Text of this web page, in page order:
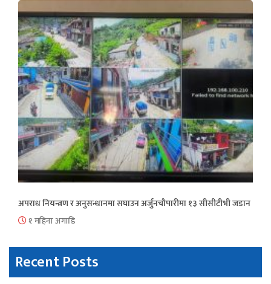
अपराध नियन्त्रण र अनुसन्धानमा सघाउन अर्जुनचौपारीमा १३ सीसीटीभी जडान
१ महिना अगाडि
Recent Posts